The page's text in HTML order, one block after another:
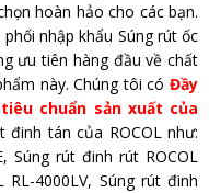
hoàn hảo cho các bạn.
nhập khẩu Súng rút ốc
ưu tiên hàng đầu về chất
này. Chúng tôi có Đầy
chuẩn sản xuất của
đinh tán của ROCOL như:
Súng rút đinh rút ROCOL
4000LV, Súng rút đinh